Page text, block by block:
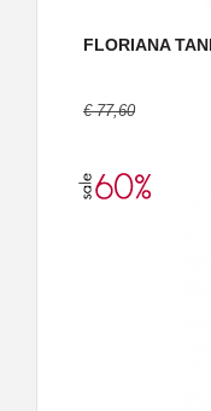
FLORIANA
€ 77,60